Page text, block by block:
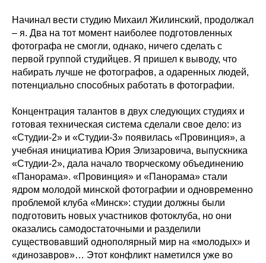
Начинал вести студию Михаил Жилинский, продолжал
– я. Два на тот момент наиболее подготовленных
фотографа не смогли, однако, ничего сделать с
первой группой студийцев. Я пришел к выводу, что
набирать лучше не фотографов, а одаренных людей,
потенциально способных работать в фотографии.
Концентрация талантов в двух следующих студиях и
готовая техническая система сделали свое дело: из
«Студии-2» и «Студии-3» появилась «Провинция», а
учебная инициатива Юрия Элизаровича, выпускника
«Студии-2», дала начало творческому объединению
«Панорама». «Провинция» и «Панорама» стали
ядром молодой минской фотографии и одновременно
проблемой клуба «Минск»: студии должны были
подготовить новых участников фотоклуба, но они
оказались самодостаточными и разделили
существовавший однополярный мир на «молодых» и
«динозавров»… Этот конфликт наметился уже во